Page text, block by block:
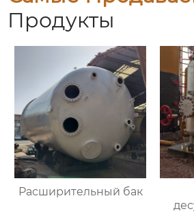
Продукты
Расширительный бак